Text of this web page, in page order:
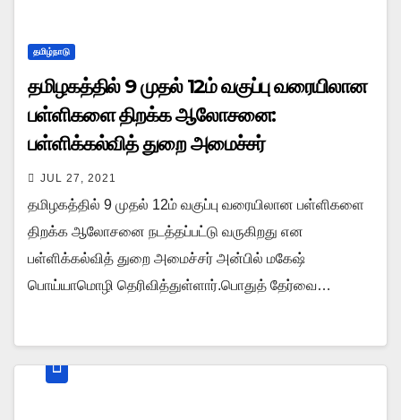
தமிழ்நாடு
தமிழகத்தில் 9 முதல் 12ம் வகுப்பு வரையிலான
பள்ளிகளை திறக்க ஆலோசனை:
பள்ளிக்கல்வித் துறை அமைச்சர்
JUL 27, 2021
தமிழகத்தில் 9 முதல் 12ம் வகுப்பு வரையிலான பள்ளிகளை
திறக்க ஆலோசனை நடத்தப்பட்டு வருகிறது என
பள்ளிக்கல்வித் துறை அமைச்சர் அன்பில் மகேஷ்
பொய்யாமொழி தெரிவித்துள்ளார்.பொதுத் தேர்வை…